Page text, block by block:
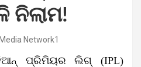
ନିଲାମ!
Network1
ପ୍ରିମିୟର ଲିଗ୍ (IPL)